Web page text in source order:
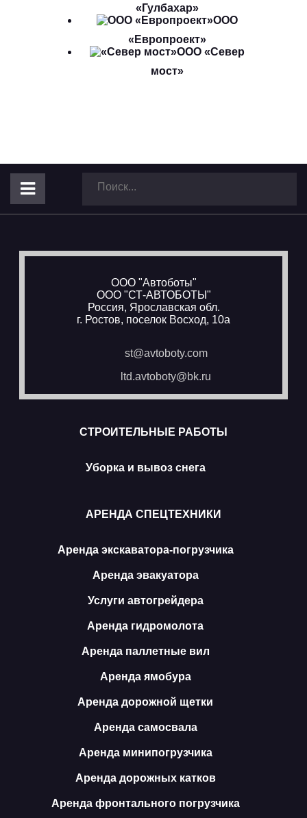
«Гулбахар»
ООО
«Европроект»
ООО «Север
мост»
ООО "Автоботы"
ООО "СТ-АВТОБОТЫ"
Россия, Ярославская обл.
г. Ростов, поселок Восход, 10а
st@avtoboty.com
ltd.avtoboty@bk.ru
СТРОИТЕЛЬНЫЕ РАБОТЫ
Уборка и вывоз снега
АРЕНДА СПЕЦТЕХНИКИ
Аренда экскаватора-погрузчика
Аренда эвакуатора
Услуги автогрейдера
Аренда гидромолота
Аренда паллетные вил
Аренда ямобура
Аренда дорожной щетки
Аренда самосвала
Аренда минипогрузчика
Аренда дорожных катков
Аренда фронтального погрузчика